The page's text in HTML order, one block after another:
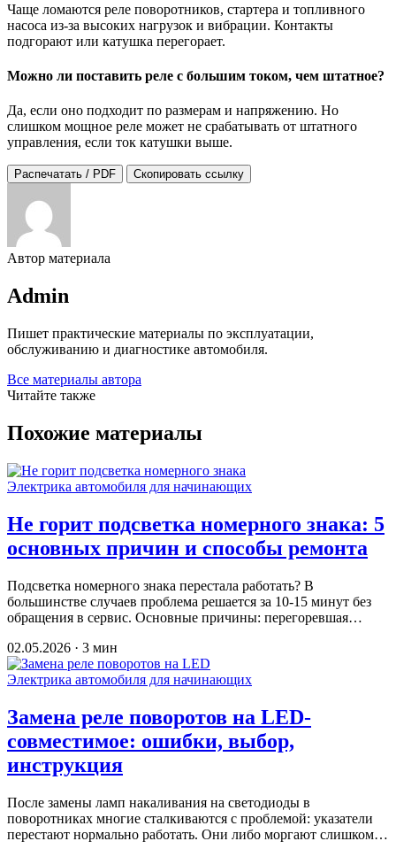
Чаще ломаются реле поворотников, стартера и топливного
насоса из-за высоких нагрузок и вибрации. Контакты
подгорают или катушка перегорает.
Можно ли поставить реле с большим током, чем штатное?
Да, если оно подходит по размерам и напряжению. Но
слишком мощное реле может не срабатывать от штатного
управления, если ток катушки выше.
Распечатать / PDF Скопировать ссылку
Автор материала
Admin
Пишет практические материалы по эксплуатации,
обслуживанию и диагностике автомобиля.
Все материалы автора
Читайте также
Похожие материалы
Электрика автомобиля для начинающих
Не горит подсветка номерного знака: 5
основных причин и способы ремонта
Подсветка номерного знака перестала работать? В
большинстве случаев проблема решается за 10-15 минут без
обращения в сервис. Основные причины: перегоревшая…
02.05.2026 · 3 мин
Электрика автомобиля для начинающих
Замена реле поворотов на LED-
совместимое: ошибки, выбор,
инструкция
После замены ламп накаливания на светодиоды в
поворотниках многие сталкиваются с проблемой: указатели
перестают нормально работать. Они либо моргают слишком…